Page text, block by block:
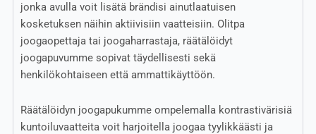
jonka avulla voit lisätä brändisi ainutlaatuisen
kosketuksen näihin aktiivisiin vaatteisiin. Olitpa
joogaopettaja tai joogaharrastaja, räätälöidyt
joogapuvumme sopivat täydellisesti sekä
henkilökohtaiseen että ammattikäyttöön.
Räätälöidyn joogapukumme ompelemalla kontrastivärisiä
kuntoiluvaatteita voit harjoitella joogaa tyylikkäästi ja